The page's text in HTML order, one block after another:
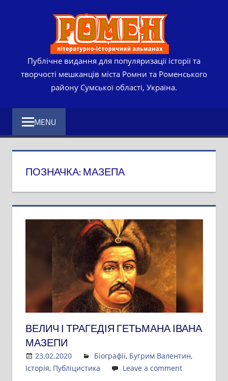
Публічне видання для популяризації історії та
творчості мешканців міста Ромни та Роменського
району Сумської області, Україна.
MENU
ПОЗНАЧКА:МАЗЕПА
ВЕЛИЧ І ТРАГЕДІЯ ГЕТЬМАНА ІВАНА
МАЗЕПИ
23.02.2020 Admin
Біографії, Бугрим Валентин,
Історія, Публіцистика Leave a comment